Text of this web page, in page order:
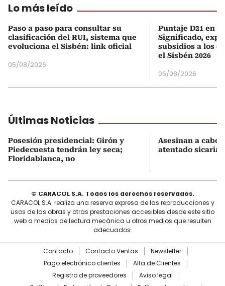
Lo más leído
Paso a paso para consultar su
clasificación del RUI, sistema que
evoluciona el Sisbén: link oficial
05/08/2026
Puntaje D21 en
Significado,
subsidios a los
el Sisbén 2026
06/08/2026
Últimas Noticias
Posesión presidencial: Girón y
Piedecuesta tendrán ley seca;
Floridablanca, no
Asesinan a cabo
atentado sicarial
© CARACOL S.A. Todos los derechos reservados.
CARACOL S.A. realiza una reserva expresa de las reproducciones y
usos de las obras y otras prestaciones accesibles desde este sitio
web a medios de lectura mecánica u otros medios que resulten
adecuados.
Contacto Contacto Ventas
Newsletter
Pago electrónico clientes
Alta de Clientes
Registro de proveedores
Aviso legal